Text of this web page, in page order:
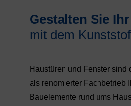
Gestalten Sie
mit dem
Haustüren und Fenster
als renomierter Fachbetrieb
Bauelemente rund ums